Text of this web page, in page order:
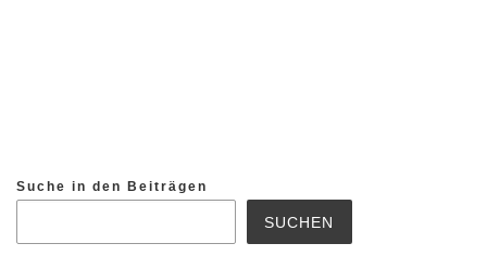
Suche in den Beiträgen
SUCHEN